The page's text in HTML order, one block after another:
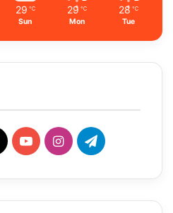
29 ℃
Sun
29 ℃
Mon
28 ℃
Tue
X YouTubeInstagramTelegram